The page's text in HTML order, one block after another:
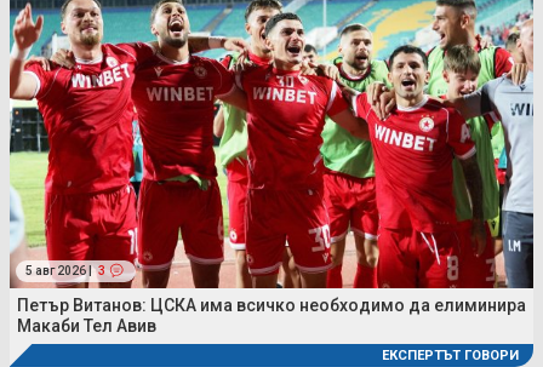
5 авг 2026 | 3
Петър Витанов: ЦСКА има всичко необходимо да елиминира
Макаби Тел Авив
ЕКСПЕРТЪТ ГОВОРИ